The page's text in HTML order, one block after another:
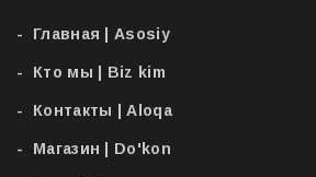
Главная | Asosiy
Кто мы | Biz kim
Контакты | Aloqa
Магазин | Do'kon